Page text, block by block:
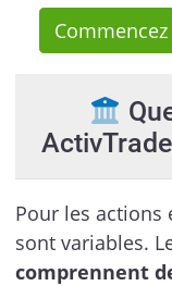
Pour les actions
sont variables.
comprennent